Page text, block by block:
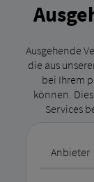
Ausgehende
die aus
bei Ihrem
können.
Services
Anbieter